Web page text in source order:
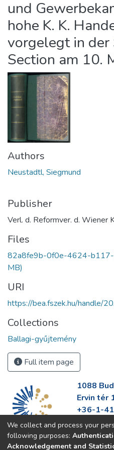
und
hohe K. K.
vorgelegt in der
Section am 10.
Authors
Neustadtl, Siegmund
Publisher
Verl. d. Reformver. d. Wiener
Files
82a8fe9b-0f0e-4624-
MB)
URI
https://bea.fszek.hu/handle/
Collections
Ballagi-gyűjtemény
Full item page
1088
Ervin tér
+36-1-
https://
We collect and process your
following purposes:
Acknowledgement and